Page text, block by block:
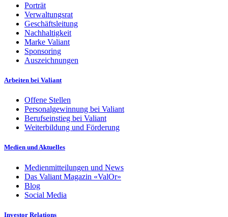
Porträt
Verwaltungsrat
Geschäftsleitung
Nachhaltigkeit
Marke Valiant
Sponsoring
Auszeichnungen
Arbeiten bei Valiant
Offene Stellen
Personalgewinnung bei Valiant
Berufseinstieg bei Valiant
Weiterbildung und Förderung
Medien und Aktuelles
Medienmitteilungen und News
Das Valiant Magazin «ValOr»
Blog
Social Media
Investor Relations